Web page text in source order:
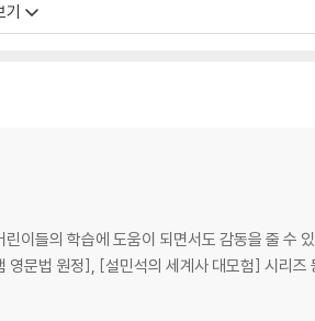
린이들을 위한 재미있고 유익한 글을 쓰기 위해
기
이들의 학습에 도움이 되면서도 감동을 줄 수
영문법 원정], [설민석의 세계사 대모험] 시리즈